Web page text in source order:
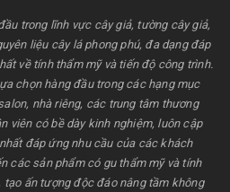
trong lĩnh vực cây giả, tường cây giả,
liệu cây lá phong phú, đa dạng đáp
về tính thẩm mỹ và tiến độ công trình.
chọn hàng đầu trong các hạng mục
nhà riêng, các trung tâm thương
viên có bề dày kinh nghiệm, luôn cập
đáp ứng nhu cầu của các khách
các sản phẩm có gu thẩm mỹ và tính
ấn tượng độc đáo nâng tầm không